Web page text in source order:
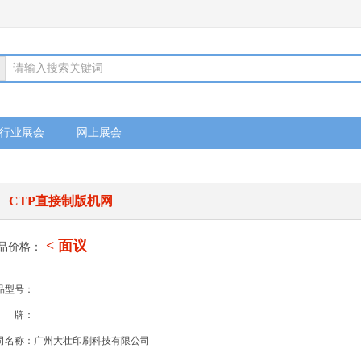
请输入搜索关键词
行业展会 网上展会
CTP直接制版机网
价格： < 面议
型号：
牌：
名称：广州大壮印刷科技有限公司